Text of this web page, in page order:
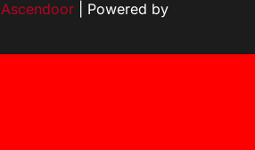
Ascendoor | Powered by